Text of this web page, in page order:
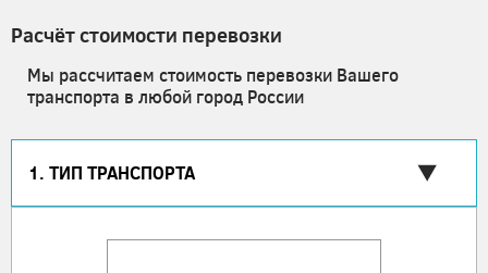
Расчёт стоимости перевозки
Мы рассчитаем стоимость перевозки Вашего
транспорта в любой город России
1. ТИП ТРАНСПОРТА